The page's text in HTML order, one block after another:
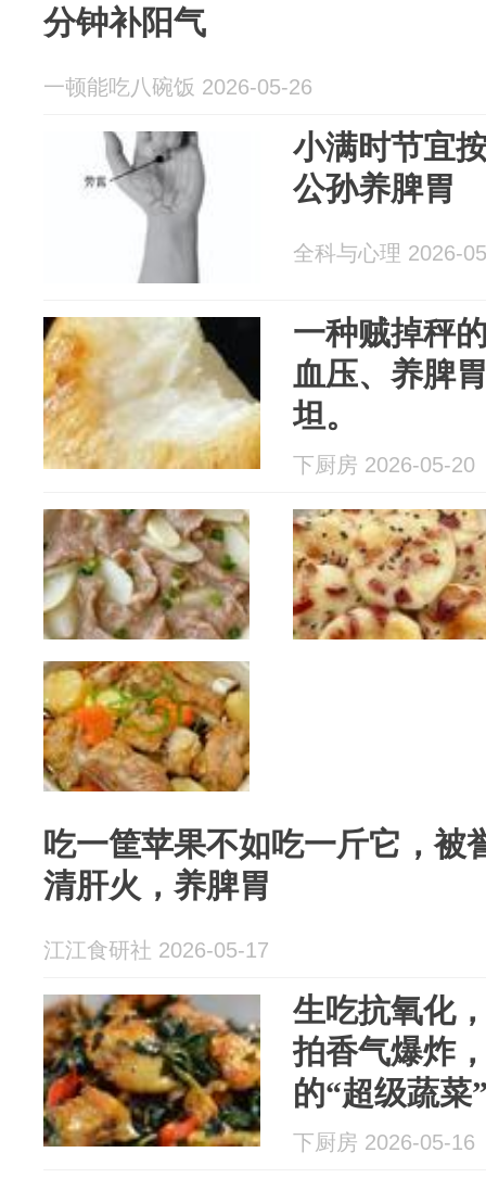
分钟补阳气
一顿能吃八碗饭 2026-05-26
小满时节宜
公孙养脾胃
全科与心理 2026-
一种贼掉秤
血压、养脾
坦。
下厨房 2026-05-20
吃一筐苹果不如吃一斤它，被
清肝火，养脾胃
江江食研社 2026-05-17
生吃抗氧化
拍香气爆炸
的“超级蔬菜
下厨房 2026-05-16